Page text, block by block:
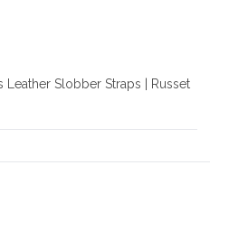
Leather Slobber Straps | Russet